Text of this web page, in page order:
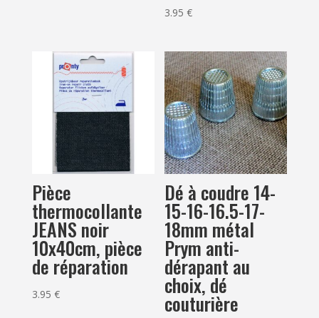
3.95€
Pièce
thermocollante
JEANS noir
10x40cm, pièce
de réparation
3.95 €
Dé à coudre 14-
15-16-16.5-17-
18mm métal
Prym anti-
dérapant au
choix, dé
couturière